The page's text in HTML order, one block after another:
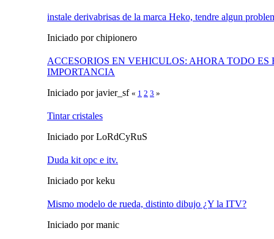
instale derivabrisas de la marca Heko, tendre algun
Iniciado por chipionero
ACCESORIOS EN VEHICULOS: AHORA TODO ES
IMPORTANCIA
Iniciado por javier_sf « 1 2 3 »
Tintar cristales
Iniciado por LoRdCyRuS
Duda kit opc e itv.
Iniciado por keku
Mismo modelo de rueda, distinto dibujo ¿Y la ITV?
Iniciado por manic